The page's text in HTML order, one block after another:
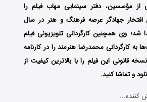
یکی از مؤسسین، دفتر سینمایی مهاب فیلم را
افتخار جهادگر عرصه فرهنگ و هنر در سال
اهدا شد؛ وی همچنین کارگردانی تلویزیونی فیلم
به کارگردانی محمدرضا هنرمند را در کارنامه
قانونی این فیلم را با بالاترین کیفیت از
و تماشا کنید.
کننده...